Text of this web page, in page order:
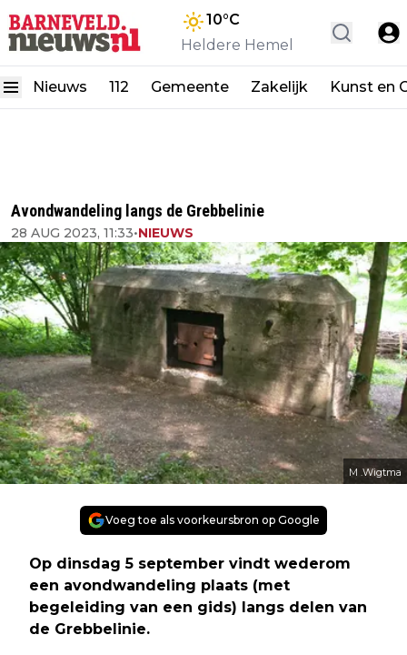
10°C
Heldere Hemel
Nieuws 112 Gemeente Zakelijk Kunst en
Avondwandeling langs de Grebbelinie
28 AUG 2023, 11:33•NIEUWS
M .Wigtma
Voeg toe als voorkeursbron op Google
Op dinsdag 5 september vindt wederom
een avondwandeling plaats (met
begeleiding van een gids) langs delen van
de Grebbelinie.